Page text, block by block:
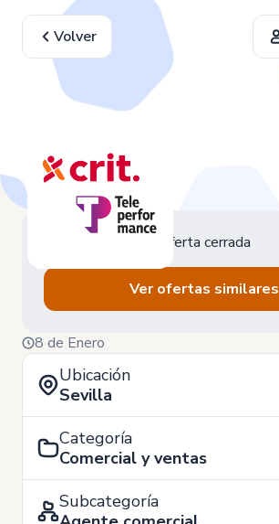
Volver
Oferta cerrada
Ver ofertas similares
8 de Enero
Ubicación
Sevilla
Categoría
Comercial y ventas
Subcategoría